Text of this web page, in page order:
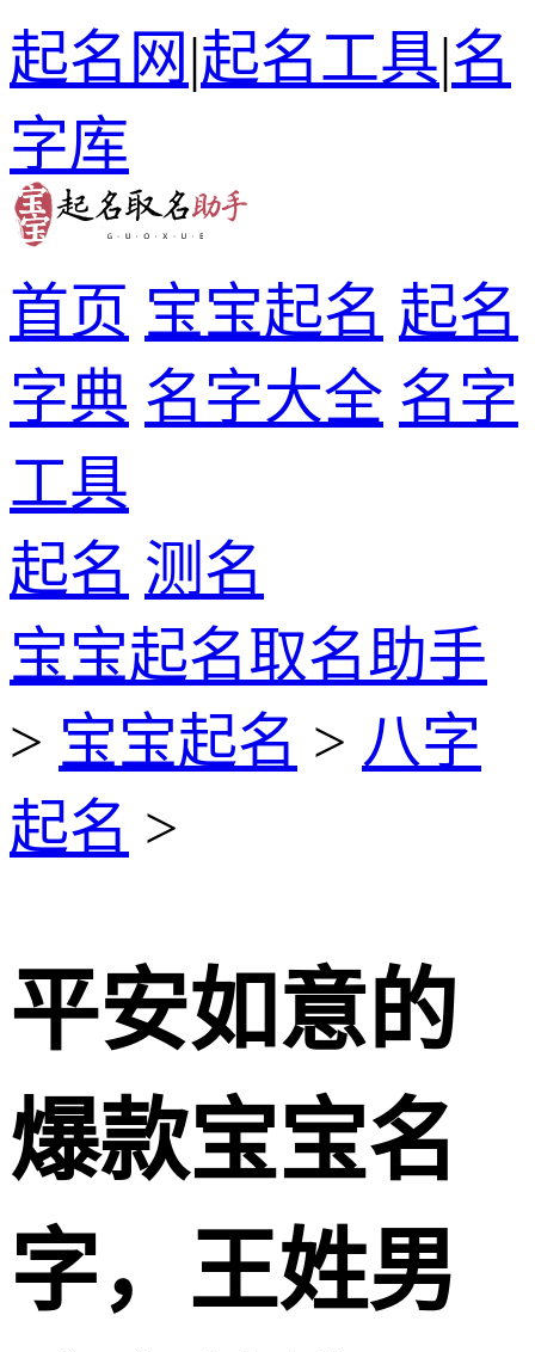
起名网|起名工具|名
字库
首页 宝宝起名 起名
字典 名字大全 名字
工具
起名 测名
宝宝起名取名助手
> 宝宝起名 > 八字
起名 >
平安如意的
爆款宝宝名
字，王姓男